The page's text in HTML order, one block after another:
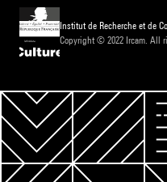
Institut de Recherche et de
Copyright © 2022 Ircam. All